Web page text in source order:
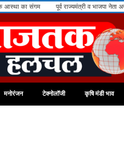
व भाजपा नेता अग्रवाल के घर 15 मिनट में
मनोरंजन टेक्नोलॉजी कृषि मंडी भाव